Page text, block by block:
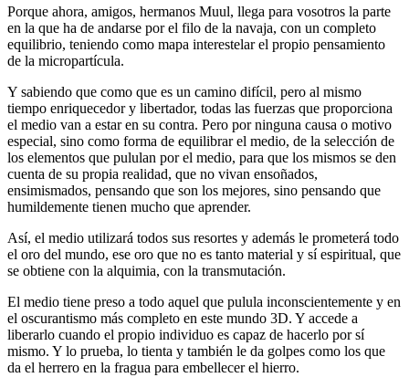
Porque ahora, amigos, hermanos Muul, llega para vosotros la parte
en la que ha de andarse por el filo de la navaja, con un completo
equilibrio, teniendo como mapa interestelar el propio pensamiento
de la micropartícula.
Y sabiendo que como que es un camino difícil, pero al mismo
tiempo enriquecedor y libertador, todas las fuerzas que proporciona
el medio van a estar en su contra. Pero por ninguna causa o motivo
especial, sino como forma de equilibrar el medio, de la selección de
los elementos que pululan por el medio, para que los mismos se den
cuenta de su propia realidad, que no vivan ensoñados,
ensimismados, pensando que son los mejores, sino pensando que
humildemente tienen mucho que aprender.
Así, el medio utilizará todos sus resortes y además le prometerá todo
el oro del mundo, ese oro que no es tanto material y sí espiritual, que
se obtiene con la alquimia, con la transmutación.
El medio tiene preso a todo aquel que pulula inconscientemente y en
el oscurantismo más completo en este mundo 3D. Y accede a
liberarlo cuando el propio individuo es capaz de hacerlo por sí
mismo. Y lo prueba, lo tienta y también le da golpes como los que
da el herrero en la fragua para embellecer el hierro.